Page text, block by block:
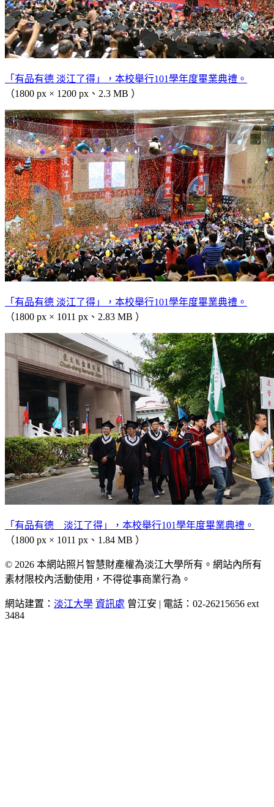
「有品有德 淡江了得」，本校舉行101學年度畢業典禮。
（1800 px × 1200 px、2.3 MB ）
「有品有德 淡江了得」，本校舉行101學年度畢業典禮。
（1800 px × 1011 px、2.83 MB ）
「有品有德 淡江了得」，本校舉行101學年度畢業典禮。
（1800 px × 1011 px、1.84 MB ）
© 2026 本網站照片智慧財產權為淡江大學所有。網站內所有
素材限校內活動使用，不得從事商業行為。
網站建置： 淡江大學 資訊處 曾江安 | 電話：02-26215656 ext
3484